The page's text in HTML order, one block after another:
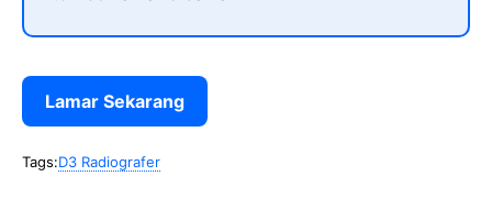
Lamar Sekarang
Tags:D3 Radiografer